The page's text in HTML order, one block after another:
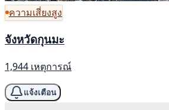
ความเสี่ยงสูง
จังหวัดกุนมะ
1,944 เหตุการณ์
แจ้งเตือน